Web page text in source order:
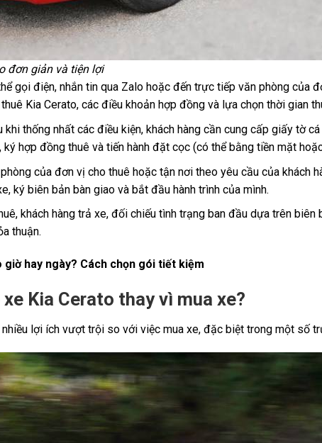
đơn giản và tiện lợi
gọi điện, nhắn tin qua Zalo hoặc đến trực tiếp văn phòng của
Kia Cerato, các điều khoản hợp đồng và lựa chọn thời gian
thống nhất các điều kiện, khách hàng cần cung cấp giấy tờ
ký hợp đồng thuê và tiến hành đặt cọc (có thể bằng tiền mặt
của đơn vị cho thuê hoặc tận nơi theo yêu cầu của khách
ký biên bản bàn giao và bắt đầu hành trình của mình.
khách hàng trả xe, đối chiếu tình trạng ban đầu dựa trên biên
thuận.
hay ngày? Cách chọn gói tiết kiệm
Kia Cerato thay vì mua xe?
lợi ích vượt trội so với việc mua xe, đặc biệt trong một số